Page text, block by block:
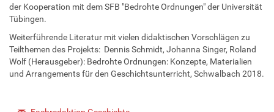
der Kooperation mit dem SFB "Bedrohte Ordnungen" der Universität
Tübingen.
Weiterführende Literatur mit vielen didaktischen Vorschlägen zu
Teilthemen des Projekts: Dennis Schmidt, Johanna Singer, Roland
Wolf (Herausgeber): Bedrohte Ordnungen: Konzepte, Materialien
und Arrangements für den Geschichtsunterricht, Schwalbach 2018.